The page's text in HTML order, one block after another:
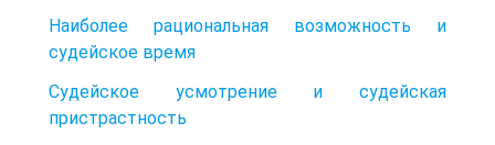
Наиболее рациональная возможность и
судейское время
Судейское усмотрение и судейская
пристрастность